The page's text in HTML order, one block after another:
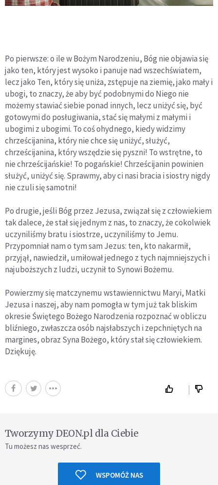
Po pierwsze: o ile w Bożym Narodzeniu, Bóg nie objawia się
jako ten, który jest wysoko i panuje nad wszechświatem,
lecz jako Ten, który się uniża, zstępuje na ziemię, jako mały i
ubogi, to znaczy, że aby być podobnymi do Niego nie
możemy stawiać siebie ponad innych, lecz uniżyć się, być
gotowymi do posługiwania, stać się małymi z małymi i
ubogimi z ubogimi. To coś ohydnego, kiedy widzimy
chrześcijanina, który nie chce się uniżyć, służyć,
chrześcijanina, który wszędzie się pyszni! To wstrętne, to
nie chrześcijańskie! To pogańskie! Chrześcijanin powinien
służyć, uniżyć się. Sprawmy, aby ci nasi bracia i siostry nigdy
nie czuli się samotni!
Po drugie, jeśli Bóg przez Jezusa, związał się z człowiekiem
tak dalece, że stał się jednym z nas, to znaczy, że cokolwiek
uczyniliśmy bratu i siostrze, uczyniliśmy to Jemu.
Przypomniał nam o tym sam Jezus: ten, kto nakarmił,
przyjął, nawiedził, umiłował jednego z tych najmniejszych i
najuboższych z ludzi, uczynił to Synowi Bożemu.
Powierzmy się matczynemu wstawiennictwu Maryi, Matki
Jezusa i naszej, aby nam pomogła w tym już tak bliskim
okresie Świętego Bożego Narodzenia rozpoznać w obliczu
bliźniego, zwłaszcza osób najsłabszych i zepchniętych na
margines, obraz Syna Bożego, który stał się człowiekiem.
Dziękuję.
Tworzymy DEON.pl dla Ciebie
Tu możesz nas wesprzeć.
WSPOMÓŻ NAS